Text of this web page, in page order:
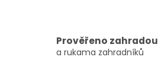
Prověřeno zahradou
a rukama zahradníků